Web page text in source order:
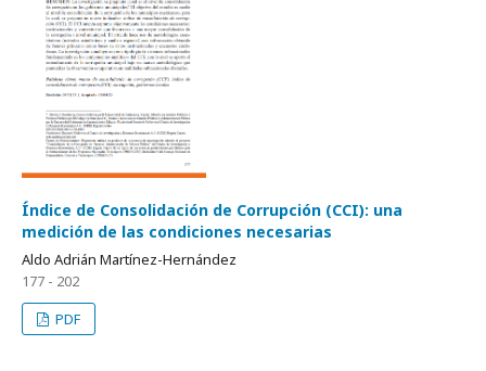
Índice de Consolidación de Corrupción (CCI): una
medición de las condiciones necesarias
Aldo Adrián Martínez-Hernández
177 - 202
PDF